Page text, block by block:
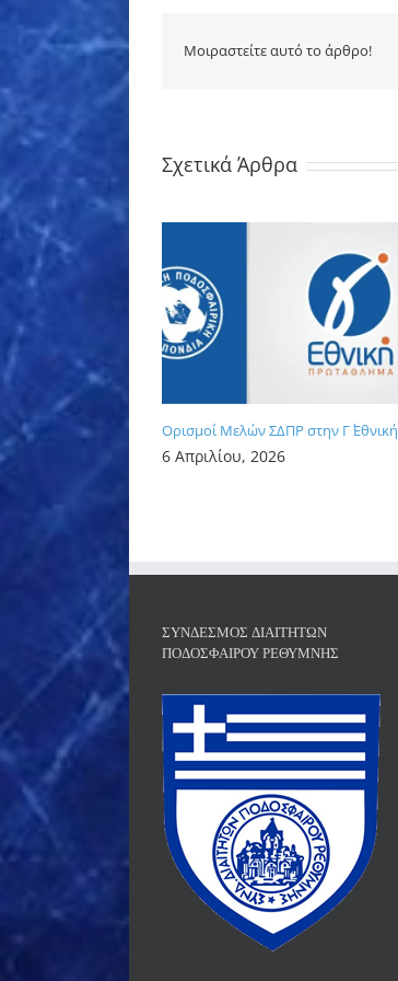
Μοιραστείτε αυτό το άρθρο!
Σχετικά Άρθρα
Ορισμοί Μελών ΣΔΠΡ στην Γ΄ Εθνική
6 Απριλίου, 2026
ΣΎΝΔΕΣΜΟΣ ΔΙΑΙΤΗΤΏΝ
ΠΟΔΟΣΦΑΊΡΟΥ ΡΕΘΎΜΝΗΣ